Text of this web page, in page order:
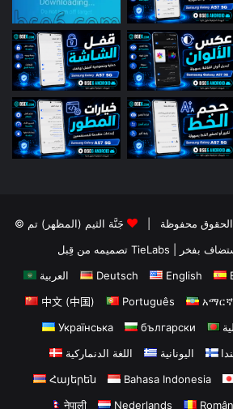
جَنَّة الثيم (المظهر) تم
تصميمه من قِبل TieLabs
العربية
Deutsch English
中文 (中国)
Português አማርኛ
Українська
български
اللغة الدنماركية
اليونانية
Հայերեն
Bahasa Indonesia
नेपाली
Nederlands